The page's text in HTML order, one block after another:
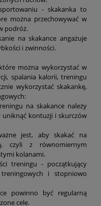
- skakanka to
można przechowywać w
podróż.
na skakance angażuje
i zwinności.
można wykorzystać w
spalania kalorii, treningu
wykorzystać skakankę,
na skakance należy
kontuzji i skurczów
jest, aby skakać na
czyli z równomiernym
kolanami.
treningu - początkujący
i stopniowo
powinno być regularną
cele.